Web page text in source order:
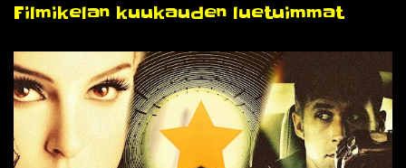
i
t
Filmikelan kuukauden luetuimmat